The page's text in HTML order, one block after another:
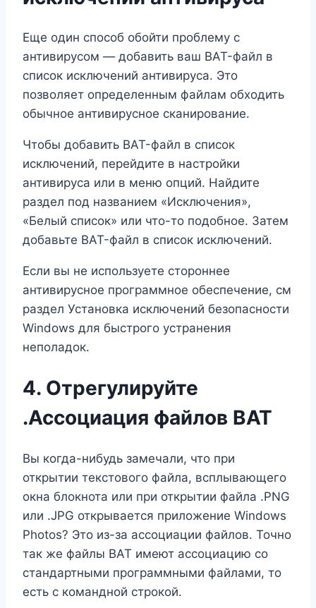
Еще один способ обойти проблему с
антивирусом — добавить ваш BAT-файл в
список исключений антивируса. Это
позволяет определенным файлам обходить
обычное антивирусное сканирование.
Чтобы добавить BAT-файл в список
исключений, перейдите в настройки
антивируса или в меню опций. Найдите
раздел под названием «Исключения»,
«Белый список» или что-то подобное. Затем
добавьте BAT-файл в список исключений.
Если вы не используете стороннее
антивирусное программное обеспечение, см
раздел Установка исключений безопасности
Windows для быстрого устранения
неполадок.
4. Отрегулируйте
.Ассоциация файлов BAT
Вы когда-нибудь замечали, что при
открытии текстового файла, всплывающего
окна блокнота или при открытии файла .PNG
или .JPG открывается приложение Windows
Photos? Это из-за ассоциации файлов. Точно
так же файлы BAT имеют ассоциацию со
стандартными программными файлами, то
есть с командной строкой.